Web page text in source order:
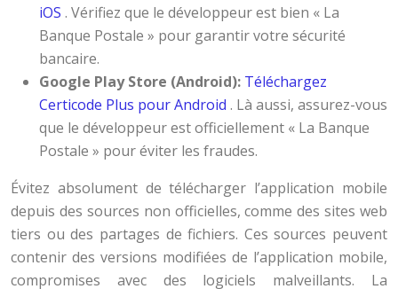
iOS . Vérifiez que le développeur est bien « La
Banque Postale » pour garantir votre sécurité
bancaire.
Google Play Store (Android): Téléchargez
Certicode Plus pour Android . Là aussi, assurez-vous
que le développeur est officiellement « La Banque
Postale » pour éviter les fraudes.
Évitez absolument de télécharger l’application mobile
depuis des sources non officielles, comme des sites web
tiers ou des partages de fichiers. Ces sources peuvent
contenir des versions modifiées de l’application mobile,
compromises avec des logiciels malveillants. La